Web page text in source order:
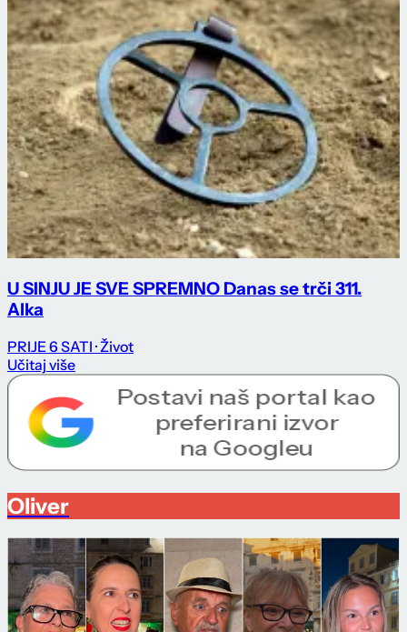
U SINJU JE SVE SPREMNO Danas se trči 311.
Alka
PRIJE 6 SATI · Život
Učitaj više
Oliver